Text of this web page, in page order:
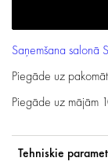
Saņemšana salonā
Piegāde uz
Piegāde uz mājām
Tehniskie